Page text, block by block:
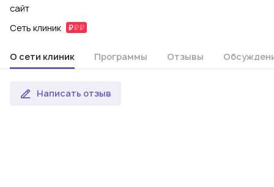
сайт
Сеть клиник
О сети клиник Программы Отзывы
Написать отзыв